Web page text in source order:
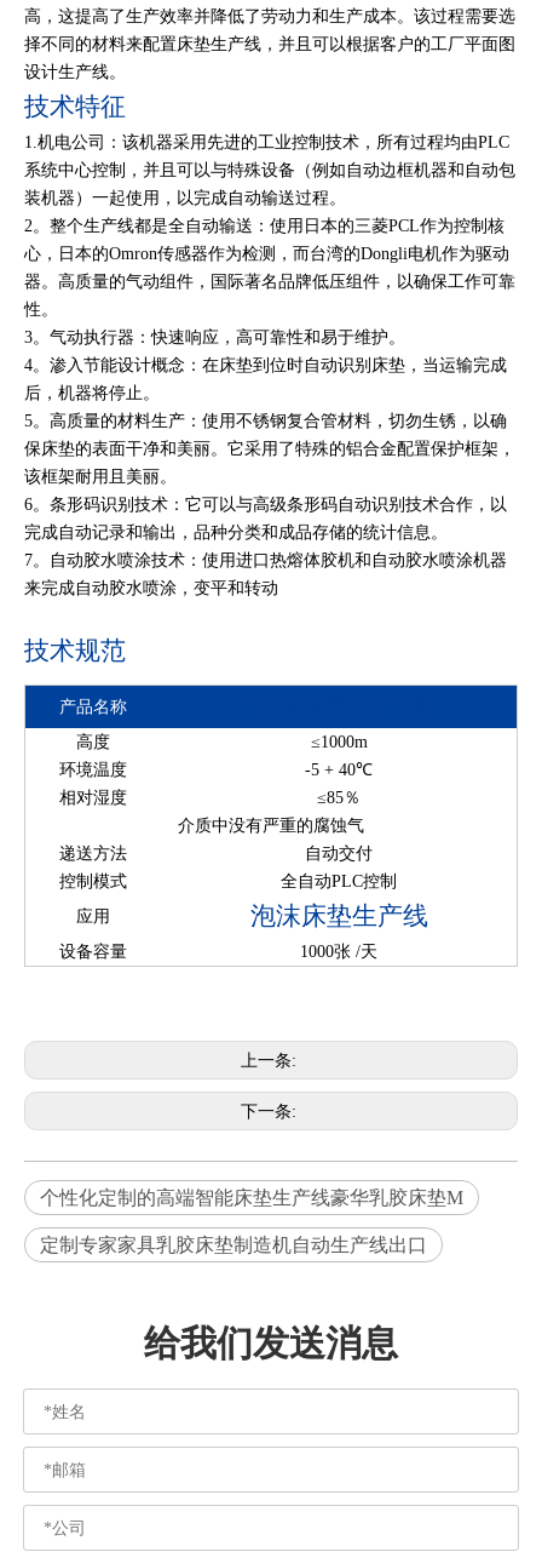
高，这提高了生产效率并降低了劳动力和生产成本。该过程需要选
择不同的材料来配置床垫生产线，并且可以根据客户的工厂平面图
设计生产线。
技术特征
1.机电公司：该机器采用先进的工业控制技术，所有过程均由PLC
系统中心控制，并且可以与特殊设备（例如自动边框机器和自动包
装机器）一起使用，以完成自动输送过程。
2。整个生产线都是全自动输送：使用日本的三菱PCL作为控制核
心，日本的Omron传感器作为检测，而台湾的Dongli电机作为驱动
器。高质量的气动组件，国际著名品牌低压组件，以确保工作可靠
性。
3。气动执行器：快速响应，高可靠性和易于维护。
4。渗入节能设计概念：在床垫到位时自动识别床垫，当运输完成
后，机器将停止。
5。高质量的材料生产：使用不锈钢复合管材料，切勿生锈，以确
保床垫的表面干净和美丽。它采用了特殊的铝合金配置保护框架，
该框架耐用且美丽。
6。条形码识别技术：它可以与高级条形码自动识别技术合作，以
完成自动记录和输出，品种分类和成品存储的统计信息。
7。自动胶水喷涂技术：使用进口热熔体胶机和自动胶水喷涂机器
来完成自动胶水喷涂，变平和转动
技术规范
产品名称
高度
≤1000m
环境温度
-5 + 40℃
相对湿度
≤85％
介质中没有严重的腐蚀气
递送方法
自动交付
控制模式
全自动PLC控制
应用
泡沫床垫生产线
设备容量 1000张 /天
上一条:
下一条:
个性化定制的高端智能床垫生产线豪华乳胶床垫M
定制专家家具乳胶床垫制造机自动生产线出口
给我们发送消息